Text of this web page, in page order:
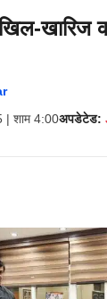
खारिज
| शाम 4:00अपडेटेड: